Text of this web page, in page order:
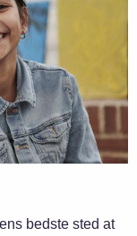
bedste sted at